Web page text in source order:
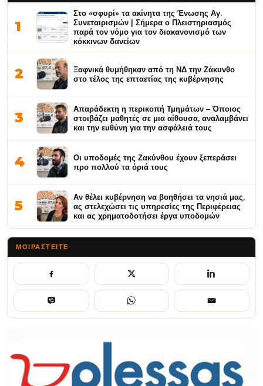
1
Στο «σφυρί» τα ακίνητα της Ένωσης Αγ.
Συνεταιρισμών | Σήμερα ο Πλειστηριασμός
παρά τον νόμο για τον διακανονισμό των
κόκκινων δανείων
2
Ξαφνικά θυμήθηκαν από τη ΝΔ την Ζάκυνθο
στο τέλος της επταετίας της κυβέρνησης
3
Απαράδεκτη η περικοπή Τμημάτων – Όποιος
στοιβάζει μαθητές σε μια αίθουσα, αναλαμβάνει
και την ευθύνη για την ασφάλειά τους
4
Οι υποδομές της Ζακύνθου έχουν ξεπεράσει
προ πολλού τα όριά τους
5
Αν θέλει κυβέρνηση να βοηθήσει τα νησιά μας,
ας στελεχώσει τις υπηρεσίες της Περιφέρειας
και ας χρηματοδοτήσει έργα υποδομών
ΜΟΙΡΑΣΤΕΊΤΕ